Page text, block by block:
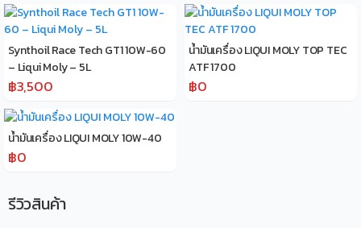
Synthoil Race Tech GT1 10W-60
– Liqui Moly – 5L
฿3,500
น้ำมันเครื่อง LIQUI MOLY TOP TEC
ATF 1700
฿0
น้ำมันเครื่อง LIQUI MOLY 10W-40
฿0
รีวิวสินค้า